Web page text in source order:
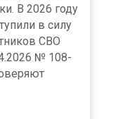
В 2026 году
в силу
СВО
№ 108-